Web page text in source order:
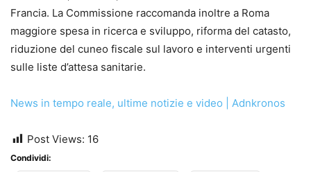
Francia. La Commissione raccomanda inoltre a Roma
maggiore spesa in ricerca e sviluppo, riforma del catasto,
riduzione del cuneo fiscale sul lavoro e interventi urgenti
sulle liste d’attesa sanitarie.
News in tempo reale, ultime notizie e video | Adnkronos
Post Views: 16
Condividi: